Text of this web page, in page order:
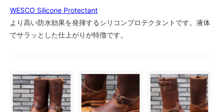
8AAA
55,000円(税込)
8B
55,000円(税込)
8C
55,000円(税込)
WESCO Silicone Protectant
より高い防水効果を発揮するシリコンプロテクタントです。液体
でサラッとした仕上がりが特徴です。